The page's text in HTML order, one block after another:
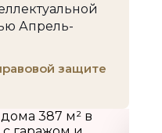
Апрель-
защите